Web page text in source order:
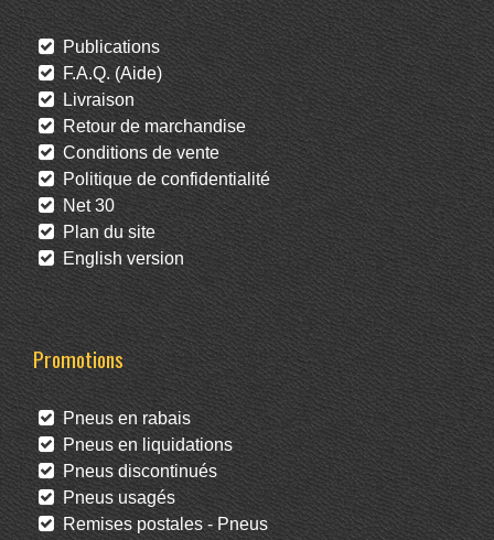
Publications
F.A.Q. (Aide)
Livraison
Retour de marchandise
Conditions de vente
Politique de confidentialité
Net 30
Plan du site
English version
Promotions
Pneus en rabais
Pneus en liquidations
Pneus discontinués
Pneus usagés
Remises postales - Pneus